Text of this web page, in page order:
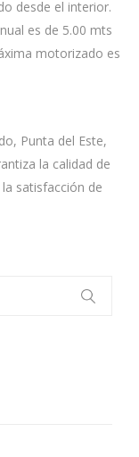
desde el interior.
es de 5.00 mts
motorizado es
Punta del Este,
la calidad de
satisfacción de